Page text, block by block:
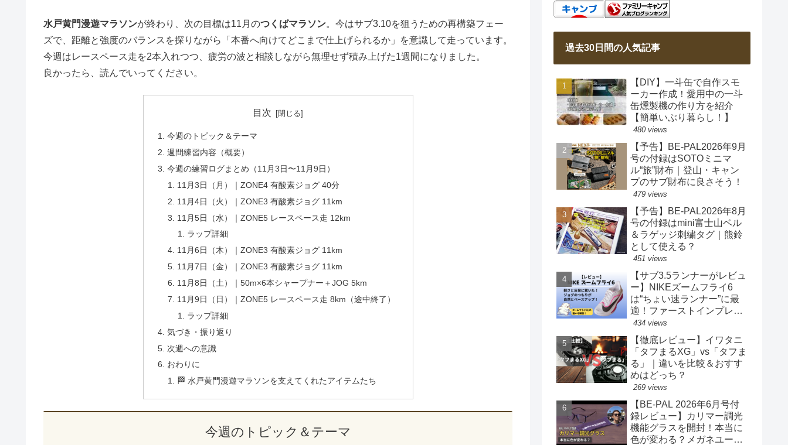
水戸黄門漫遊マラソンが終わり、次の目標は11月のつくばマラソン。今はサブ3.10を狙うための再構築フェー
ズで、距離と強度のバランスを探りながら「本番へ向けてどこまで仕上げられるか」を意識して走っています。
今週はレースペース走を2本入れつつ、疲労の波と相談しながら無理せず積み上げた1週間になりました。
良かったら、読んでいってください。
目次
今週のトピック＆テーマ
週間練習内容（概要）
今週の練習ログまとめ（11月3日〜11月9日）
11月3日（月）｜ZONE4 有酸素ジョグ 40分
11月4日（火）｜ZONE3 有酸素ジョグ 11km
11月5日（水）｜ZONE5 レースペース走 12km
ラップ詳細
11月6日（木）｜ZONE3 有酸素ジョグ 11km
11月7日（金）｜ZONE3 有酸素ジョグ 11km
11月8日（土）｜50m×6本シャープナー＋JOG 5km
11月9日（日）｜ZONE5 レースペース走 8km（途中終了）
ラップ詳細
気づき・振り返り
次週への意識
おわりに
🏁 水戸黄門漫遊マラソンを支えてくれたアイテムたち
今週のトピック＆テーマ
過去30日間の人気記事
【DIY】一斗缶で自作スモ
ーカー作成！愛用中の一斗
缶燻製機の作り方を紹介
【簡単いぶり暮らし！】
480 views
【予告】BE-PAL2026年9月
号の付録はSOTOミニマ
ル“旅”財布｜登山・キャン
プのサブ財布に良さそう！
479 views
【予告】BE-PAL2026年8月
号の付録はmini富士山ベル
＆ラゲッジ刺繍タグ｜熊鈴
として使える？
451 views
【サブ3.5ランナーがレビュ
ー】NIKEズームフライ6
は“ちょい速ランナー”に最
適！ファーストインプレッ
ションまとめ
434 views
【徹底レビュー】イワタニ
「タフまるXG」vs「タフま
る」｜違いを比較＆おすす
めはどっち？
269 views
【BE-PAL 2026年6月号付
録レビュー】カリマー調光
機能グラスを開封！本当に
色が変わる？メガネユーザ